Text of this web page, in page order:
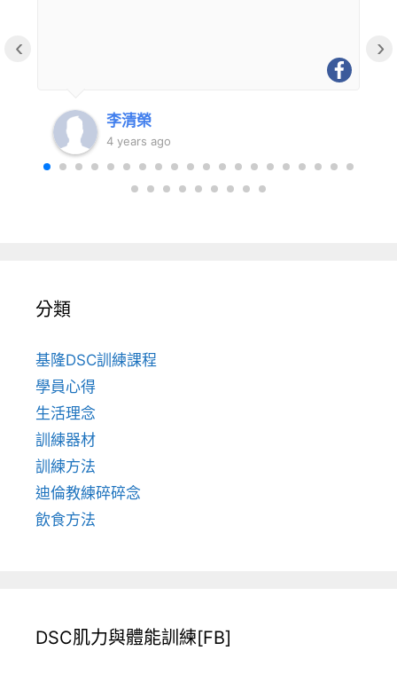
李清榮
4 years ago
‹ ›
分類
基隆DSC訓練課程
學員心得
生活理念
訓練器材
訓練方法
迪倫教練碎碎念
飲食方法
DSC肌力與體能訓練[FB]